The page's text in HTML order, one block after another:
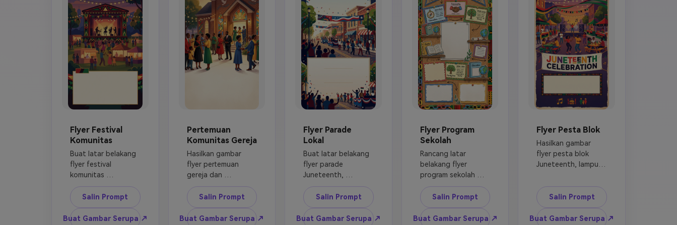
segel resmi, tanpa
karya seni acara
berhak cipta.
orang stereotip,
tanpa seni poster
berhak cipta.
resmi.
tanpa gambar
berhak cipta.
acara berhak cipta.
Flyer Festival
Komunitas
Buat latar belakang
flyer festival
komunitas
Juneteenth,
panggung luar
ruangan, lampu
hangat, stan
Salin Prompt
Buat Gambar Serupa ↗
Pertemuan
Komunitas Gereja
Hasilkan gambar
flyer pertemuan
gereja dan
komunitas
Juneteenth,
eksterior aula ramah,
cahaya emas lembut,
Salin Prompt
Buat Gambar Serupa ↗
Flyer Parade
Lokal
Buat latar belakang
flyer parade
Juneteenth,
perayaan jalan
utama, spanduk
generik, sinar
matahari musim
Salin Prompt
Buat Gambar Serupa ↗
Flyer Program
Sekolah
Rancang latar
belakang flyer
program sekolah
Juneteenth, gaya
papan buletin kelas,
bintang potongan
kertas, buku, kartu
Salin Prompt
Buat Gambar Serupa ↗
Flyer Pesta Blok
Hasilkan gambar
flyer pesta blok
Juneteenth, lampu
meja piknik, speaker
musik, malam musim
panas hangat,
bendera dan pita
Salin Prompt
Buat Gambar Serupa ↗